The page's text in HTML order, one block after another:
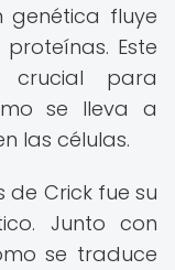
genética fluye
Este
crucial para
se lleva a
las células.
Crick fue su
Junto con
se traduce